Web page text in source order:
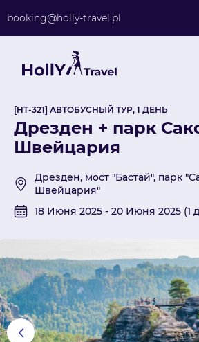
booking@holly-travel.pl
Найти путешествие
[HT-321] АВТОБУСНЫЙ ТУР, 1 ДЕНЬ
Дрезден + парк
Швейцария
Дрезден, мост "Бастай", парк
Швейцария"
18 Июня 2025 - 20 Июня 2025 (1